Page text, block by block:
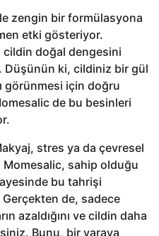
zengin bir formülasyona
etki gösteriyor.
cildin doğal dengesini
Düşünün ki, cildiniz bir gül
görünmesi için doğru
de bu besinleri
stres ya da çevresel
sahip olduğu
bu tahrişi
de, sadece
azaldığını ve cildin daha
Bunu, bir yaraya